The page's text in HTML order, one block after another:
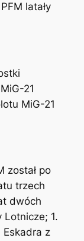
latały
21
MiG-21
został po
trzech
dwóch
1.
Eskadra z